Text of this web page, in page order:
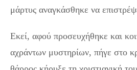
μάρτυς αναγκάσθηκε να
Εκεί, αφού προσευχήθηκε και
αχράντων μυστηρίων, πήγε στο